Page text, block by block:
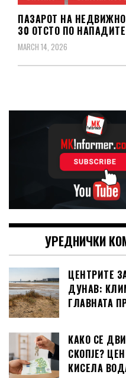
ПАЗАРОТ НА
30 ОТСТО ПО
MARCH 14, 2026
УРЕДНИЧКИ
ЦЕНТРИТЕ
ДУНАВ:
ГЛАВНАТА
КАКО СЕ
СКОПЈЕ?
КИСЕЛА